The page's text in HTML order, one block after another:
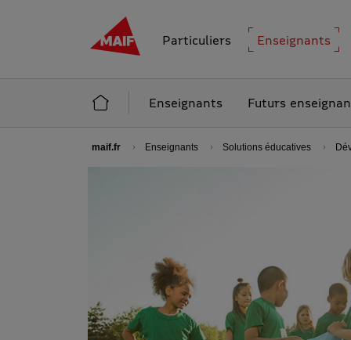
MAIF - Allez à l'accueil de maif.fr
Particuliers Enseignants
Accueil Enseignants
Enseignants Futurs
maif.fr Enseignants Solutions éducatives